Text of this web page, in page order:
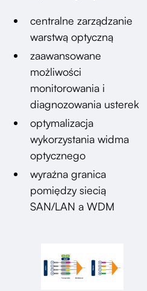
centralne zarządzanie
warstwą optyczną
zaawansowane
możliwości
monitorowania i
diagnozowania usterek
optymalizacja
wykorzystania widma
optycznego
wyraźna granica
pomiędzy siecią
SAN/LAN a WDM